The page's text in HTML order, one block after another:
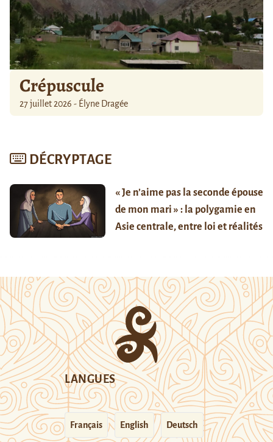
Crépuscule
27 juillet 2026 - Élyne Dragée
DÉCRYPTAGE
« Je n’aime pas la seconde épouse
de mon mari » : la polygamie en
Asie centrale, entre loi et réalités
LANGUES
Français English Deutsch